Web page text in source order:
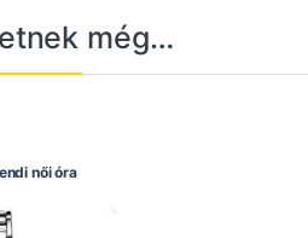
még…
női óra